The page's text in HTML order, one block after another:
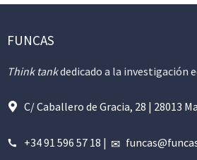
FUNCAS
Think tankdedicado a la investigación
C/ Caballero de Gracia, 28 | 28013
+34 91 596 57 18 |